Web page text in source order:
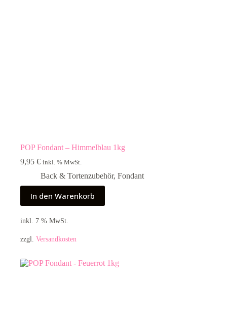
POP Fondant – Himmelblau 1kg
9,95 € inkl. % MwSt.
Back & Tortenzubehör, Fondant
In den Warenkorb
inkl. 7 % MwSt.
zzgl. Versandkosten